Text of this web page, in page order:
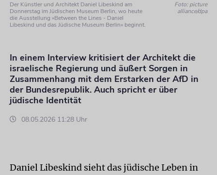
Der Künstler und Architekt Daniel Libeskind am
Donnerstag im Jüdischen Museum Berlin, wo heute
die Ausstellung »Between the Lines - Daniel
Libeskind und das Jüdische Museum Berlin« beginnt.
Foto: picture
alliance/dpa
In einem Interview kritisiert der Architekt die
israelische Regierung und äußert Sorgen in
Zusammenhang mit dem Erstarken der AfD in
der Bundesrepublik. Auch spricht er über
jüdische Identität
08.05.2026 11:28 Uhr
Daniel Libeskind sieht das jüdische Leben in